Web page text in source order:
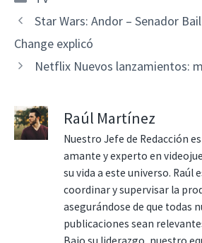
Star Wars: Andor – Senador
Change explicó
Netflix Nuevos lanzamientos:
Raúl Martínez
Nuestro Jefe de Redacción
amante y experto en
su vida a este universo. Raúl
coordinar y supervisar la
asegurándose de que todas
publicaciones sean